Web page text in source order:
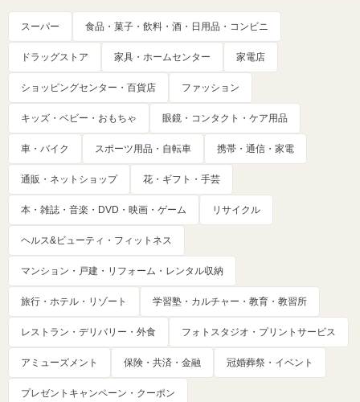
スーパー 食品・菓子・飲料・酒・日用品・コンビニ
ドラッグストア 家具・ホームセンター 家電店
ショッピングセンター・百貨店 ファッション
キッズ・ベビー・おもちゃ 眼鏡・コンタクト・ケア用品
車・バイク スポーツ用品・自転車 携帯・通信・家電
通販・ネットショップ 花・ギフト・手芸
本・雑誌・音楽・DVD・映画・ゲーム リサイクル
ヘルス&ビューティ・フィットネス
マンション・戸建・リフォーム・レンタル収納
旅行・ホテル・リゾート 学習塾・カルチャー・教育・教習所
レストラン・デリバリー・外食 フォトスタジオ・プリントサービス
アミューズメント 保険・共済・金融 冠婚葬祭・イベント
プレゼントキャンペーン・クーポン